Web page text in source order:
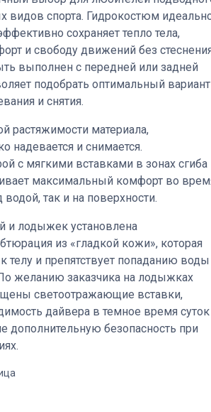
видов спорта. Гидрокостюм
сохраняет тепло тела,
и свободу движений без
выполнен с передней или задней
подобрать оптимальный вариант
и снятия.
растяжимости материала,
надевается и снимается.
с мягкими вставками в зонах сгиба
максимальный комфорт во
так и на поверхности.
и лодыжек установлена
из «гладкой кожи», которая
телу и препятствует попаданию воды
желанию заказчика на лодыжках
светоотражающие вставки,
дайвера в темное время суток
дополнительную безопасность при